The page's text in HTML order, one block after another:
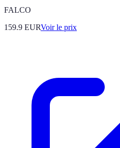
FALCO
159.9 EURVoir le prix